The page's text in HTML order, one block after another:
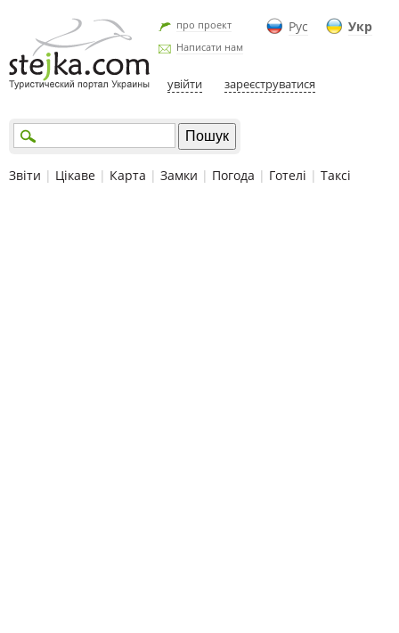
Рус Укр
про проект
Написати нам
увійти зареєструватися
Звіти | Цікаве | Карта | Замки | Погода | Готелі | Таксі